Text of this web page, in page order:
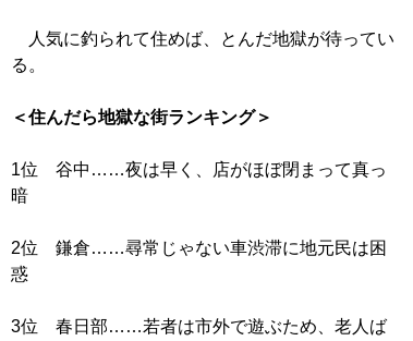
人気に釣られて住めば、とんだ地獄が待ってい
る。
＜住んだら地獄な街ランキング＞
1位 谷中……夜は早く、店がほぼ閉まって真っ
暗
2位 鎌倉……尋常じゃない車渋滞に地元民は困
惑
3位 春日部……若者は市外で遊ぶため、老人ば